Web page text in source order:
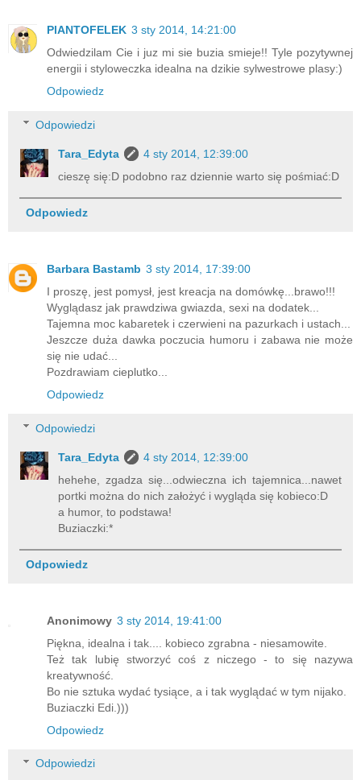
PlANTOFELEK 3 sty 2014, 14:21:00
Odwiedzilam Cie i juz mi sie buzia smieje!! Tyle pozytywnej
energii i styloweczka idealna na dzikie sylwestrowe plasy:)
Odpowiedz
Odpowiedzi
Tara_Edyta
4 sty 2014, 12:39:00
cieszę się:D podobno raz dziennie warto się pośmiać:D
Odpowiedz
Barbara Bastamb 3 sty 2014, 17:39:00
I proszę, jest pomysł, jest kreacja na domówkę...brawo!!!
Wyglądasz jak prawdziwa gwiazda, sexi na dodatek...
Tajemna moc kabaretek i czerwieni na pazurkach i ustach...
Jeszcze duża dawka poczucia humoru i zabawa nie może
się nie udać...
Pozdrawiam cieplutko...
Odpowiedz
Odpowiedzi
Tara_Edyta
4 sty 2014, 12:39:00
hehehe, zgadza się...odwieczna ich tajemnica...nawet
portki można do nich założyć i wygląda się kobieco:D
a humor, to podstawa!
Buziaczki:*
Odpowiedz
Anonimowy 3 sty 2014, 19:41:00
Piękna, idealna i tak.... kobieco zgrabna - niesamowite.
Też tak lubię stworzyć coś z niczego - to się nazywa
kreatywność.
Bo nie sztuka wydać tysiące, a i tak wyglądać w tym nijako.
Buziaczki Edi.)))
Odpowiedz
Odpowiedzi